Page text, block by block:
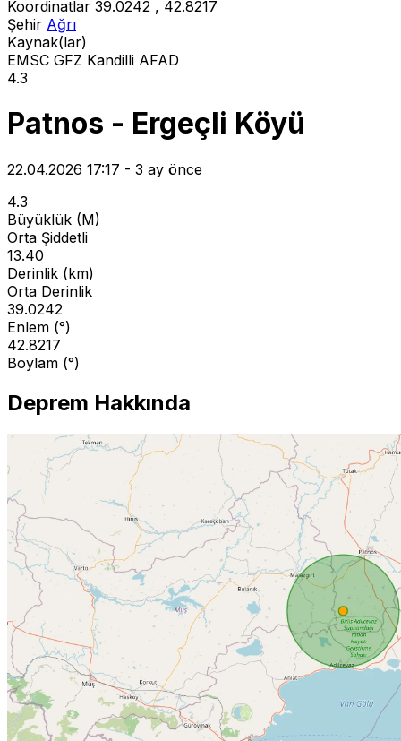
Koordinatlar 39.0242 , 42.8217
Şehir Ağrı
Kaynak(lar)
EMSC GFZ Kandilli AFAD
4.3
Patnos - Ergeçli Köyü
22.04.2026 17:17 - 3 ay önce
4.3
Büyüklük (M)
Orta Şiddetli
13.40
Derinlik (km)
Orta Derinlik
39.0242
Enlem (°)
42.8217
Boylam (°)
Deprem Hakkında